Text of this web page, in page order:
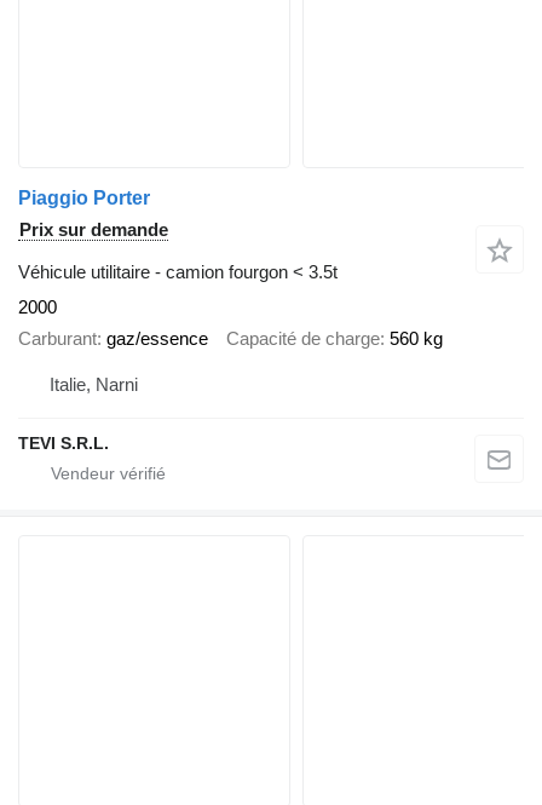
Piaggio Porter
Prix sur demande
Véhicule utilitaire - camion fourgon < 3.5t
2000
Carburant gaz/essence Capacité de charge 560 kg
Italie, Narni
TEVI S.R.L.